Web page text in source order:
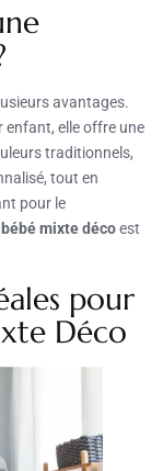
avantages.
enfant, elle offre une
traditionnels,
tout en
pour le
mixte décoest
pour
Déco